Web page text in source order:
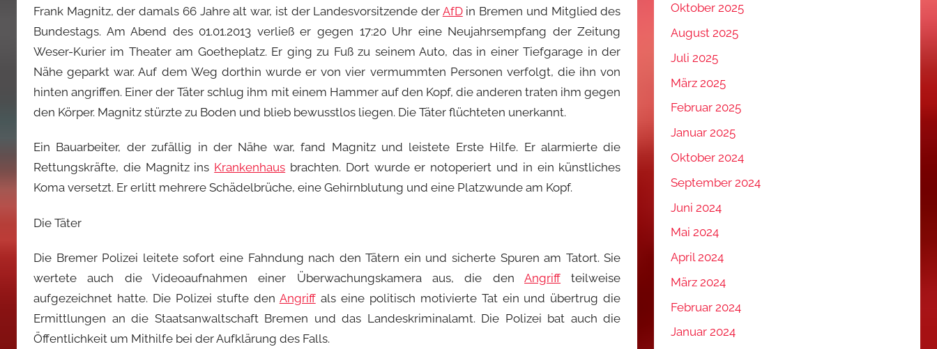
Frank Magnitz, der damals 66 Jahre alt war, ist der Landesvorsitzende der AfDin Bremen und Mitglied des
Bundestags. Am Abend des 01.01.2013 verließ er gegen 17:20 Uhr eine Neujahrsempfang der Zeitung
Weser-Kurier im Theater am Goetheplatz. Er ging zu Fuß zu seinem Auto, das in einer Tiefgarage in der
Nähe geparkt war. Auf dem Weg dorthin wurde er von vier vermummten Personen verfolgt, die ihn von
hinten angriffen. Einer der Täter schlug ihm mit einem Hammer auf den Kopf, die anderen traten ihm gegen
den Körper. Magnitz stürzte zu Boden und blieb bewusstlos liegen. Die Täter flüchteten unerkannt.
Ein Bauarbeiter, der zufällig in der Nähe war, fand Magnitz und leistete Erste Hilfe. Er alarmierte die
Rettungskräfte, die Magnitz ins Krankenhaus brachten. Dort wurde er notoperiert und in ein künstliches
Koma versetzt. Er erlitt mehrere Schädelbrüche, eine Gehirnblutung und eine Platzwunde am Kopf.
Die Täter
Die Bremer Polizei leitete sofort eine Fahndung nach den Tätern ein und sicherte Spuren am Tatort. Sie
wertete auch die Videoaufnahmen einer Überwachungskamera aus, die denAngriff teilweise
aufgezeichnet hatte. Die Polizei stufte den Angriffals eine politisch motivierte Tat ein und übertrug die
Ermittlungen an die Staatsanwaltschaft Bremen und das Landeskriminalamt. Die Polizei bat auch die
Öffentlichkeit um Mithilfe bei der Aufklärung des Falls.
Oktober 2025
August 2025
Juli 2025
März 2025
Februar 2025
Januar 2025
Oktober 2024
September 2024
Juni 2024
Mai 2024
April 2024
März 2024
Februar 2024
Januar 2024